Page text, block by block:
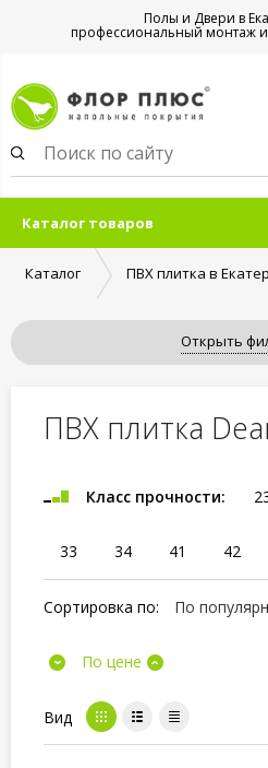
Полы и Двери в
профессиональный монтаж
Каталог товаров
Каталог ПВХ плитка в
Открыть
ПВХ плитка
Класс прочности:
33 34 41 42
Сортировка по: По
По цене
Вид